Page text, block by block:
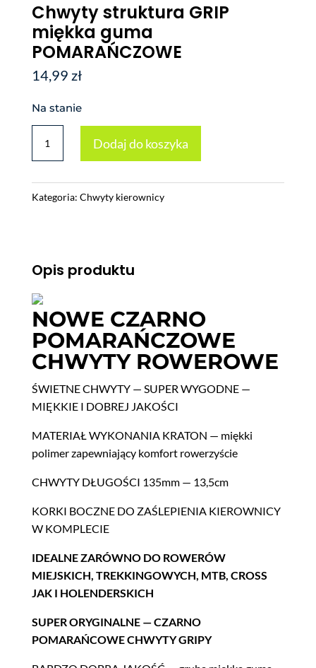
Chwyty struktura GRIP
miękka guma
POMARAŃCZOWE
14,99 zł
Na stanie
GRIP
Dodaj do koszyka
Kategoria: Chwyty kierownicy
Opis produktu
NOWE CZARNO
POMARAŃCZOWE
CHWYTY ROWEROWE
ŚWIETNE CHWYTY — SUPER WYGODNE —
MIĘKKIE I DOBREJ JAKOŚCI
MATERIAŁ WYKONANIA KRATON — mięk­ki
polimer zapew­ni­a­ją­cy kom­fort rowerzyście
CHWYTY DŁUGOŚCI 135mm — 13,5cm
KORKI BOCZNE DO ZAŚLEPIENIA KIEROWNICY
W KOMPLECIE
IDEALNE ZARÓWNO DO ROWERÓW
MIEJSKICH, TREKKINGOWYCH, MTB, CROSS
JAK I HOLENDERSKICH
SUPER ORYGINALNE — CZARNO
POMARAŃCOWE CHWYTY GRIPY